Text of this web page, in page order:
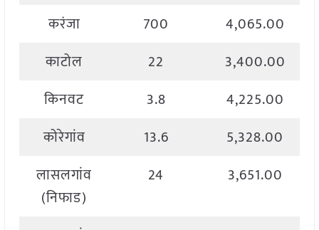
करंजा
700
4,065.00
काटोल
22
3,400.00
किनवट
3.8
4,225.00
कोरेगांव
13.6
5,328.00
लासलगांव
(निफाड)
24 3,651.00